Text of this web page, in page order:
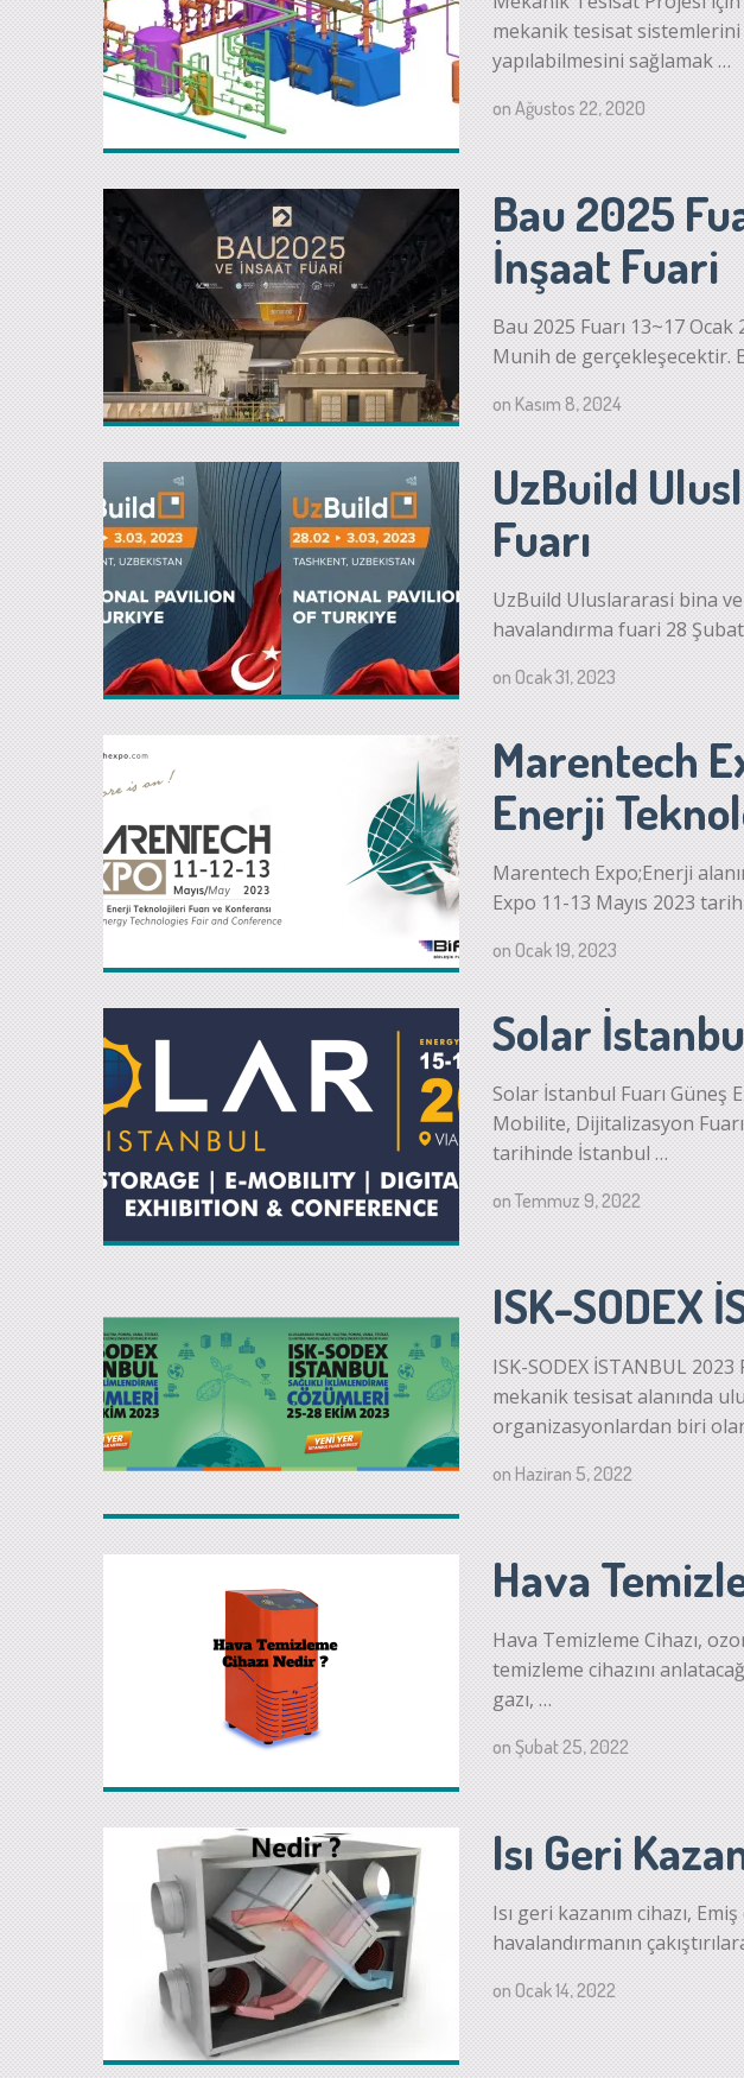
mekanik tesisat
yapılabilmesini sağlamak …
on Ağustos 22, 2020
Bau 2025
İnşaat Fuari
Bau 2025 Fuarı 13~17
Munih de gerçekleşecektir.
on Kasım 8, 2024
UzBuild
Fuarı
UzBuild Uluslararasi bina ve
havalandırma fuari 28
on Ocak 31, 2023
Marentech
Enerji
Marentech Expo;Enerji
Expo 11-13 Mayıs 2023
on Ocak 19, 2023
Solar
Solar İstanbul Fuarı Güneş
Mobilite, Dijitalizasyon
tarihinde İstanbul …
onTemmuz 9, 2022
ISK-SODEX
ISK-SODEX İSTANBUL
mekanik tesisat alanında
organizasyonlardan biri
on Haziran 5, 2022
Hava
Hava Temizleme Cihazı,
temizleme cihazını
gazı, …
on Şubat 25, 2022
Isı Geri
Isı geri kazanım cihazı,
havalandırmanın
on Ocak 14, 2022